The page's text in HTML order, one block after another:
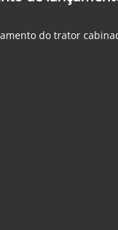
do trator